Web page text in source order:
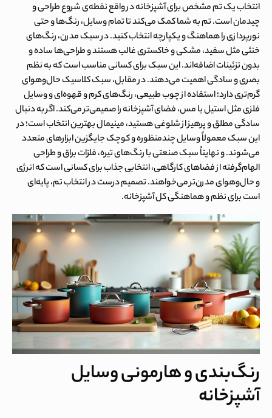
انتخاب یک تم مشخص برای آشپزخانه در واقع نقطه‌ی شروع طراحی و
چیدمان است. تم به شما کمک می‌کند تا تمام وسایل، رنگ‌ها و حتی
نورپردازی را هماهنگ و یکپارچه انتخاب کنید. در سبکمدرن، رنگ‌های
خنثی مثل سفید، مشکی و خاکستری غالب هستند و طراحی‌ها ساده و
بدون تزئینات اضافه‌اند. این سبک برای کسانی مناسب است که به نظم
بصری و سادگی اهمیت می‌دهند. در مقابل، سبککلاسیکحال‌وهوای
گرم‌تری دارد؛ استفاده از چوب طبیعی، رنگ‌های کرم و قهوه‌ای و وسایل
فلزی مثل استیل یا مس، فضای آشپزخانه را صمیمی‌تر می‌کند. اگر به دنبال
سادگی مطلق و پرهیز از شلوغی هستید،مینیمالبهترین انتخاب است؛ در
این سبک معمولاً وسایل چندمنظوره و کوچک جایگزین ابزارهای متعدد
می‌شوند. و نهایتاً سبکصنعتیبا رنگ‌های تیره، فلزات براق و طراحی
الهام‌گرفته از فضاهای کارگاهی، انتخابی جذاب برای کسانی است که انرژی
و حال‌وهوای مدرن‌تر می‌خواهند. تصمیم درست در انتخاب تم، پایه‌ای
است برای نظم و هماهنگی کل آشپزخانه.
رنگ‌بندی و هارمونی وسایل
آشپزخانه